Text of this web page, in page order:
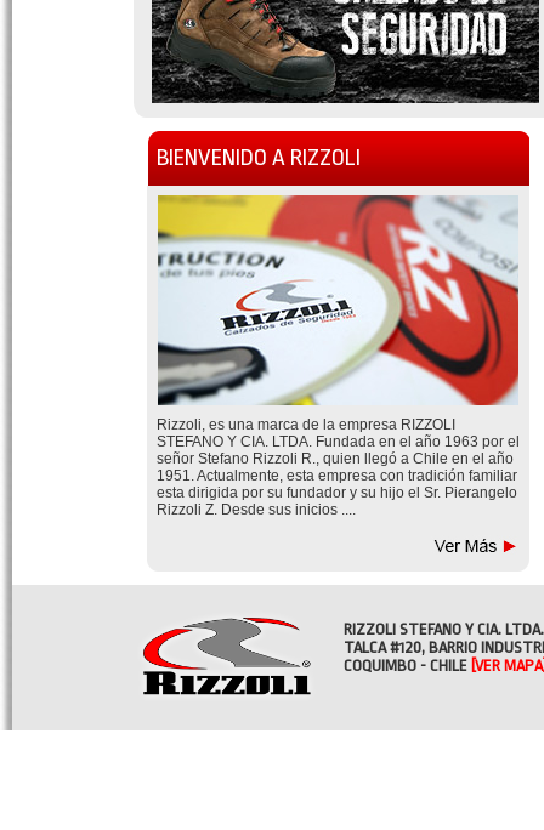
BIENVENIDO A RIZZOLI
Rizzoli, es una marca de la empresa RIZZOLI
STEFANO Y CIA. LTDA. Fundada en el año 1963 por el
señor Stefano Rizzoli R., quien llegó a Chile en el año
1951. Actualmente, esta empresa con tradición familiar
esta dirigida por su fundador y su hijo el Sr. Pierangelo
Rizzoli Z. Desde sus inicios ....
RIZZOLI STEFANO Y CIA. LTDA.
TALCA #120, BARRIO
COQUIMBO - CHILE [VER